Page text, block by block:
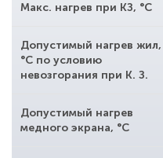
Макс. нагрев при КЗ, °С
Допустимый нагрев жил,
°С по условию
невозгорания при К. З.
Допустимый нагрев
медного экрана, °С